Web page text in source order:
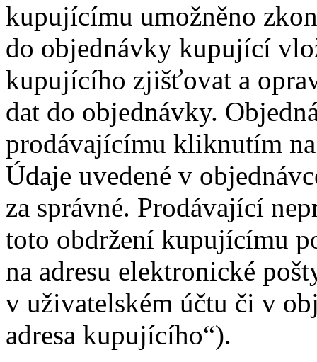
kupujícímu umožněno
do objednávky kupující
kupujícího zjišťovat a
dat do objednávky.
prodávajícímu kliknutím
Údaje uvedené v
za správné. Prodávající
toto obdržení kupujícímu
na adresu elektronické
v uživatelském účtu či v
adresa kupujícího“).